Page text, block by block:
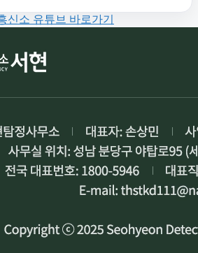
서초이혼전문변호사
부산휴대폰성지
신소 유튜브 바로가기